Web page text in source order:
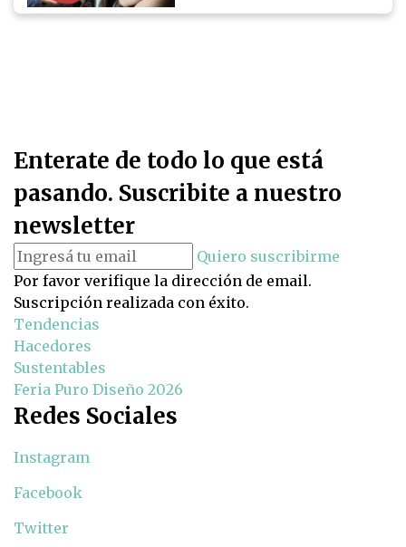
Enterate de todo lo que está
pasando. Suscribite a nuestro
newsletter
Quiero suscribirme
Por favor verifique la dirección de email.
Suscripción realizada con éxito.
Tendencias
Hacedores
Sustentables
Feria Puro Diseño 2026
Redes Sociales
Instagram
Facebook
Twitter